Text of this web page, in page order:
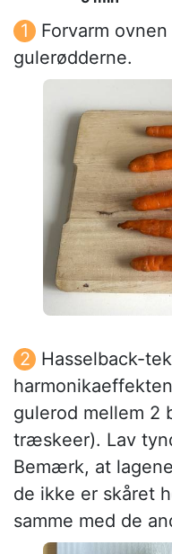
Forvarm
gulerødderne.
Hasselback-
gulerod mellem 2
træskeer). Lav
Bemærk, at
de ikke er skåret
samme med de